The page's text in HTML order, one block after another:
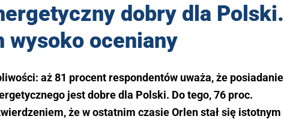
dobry dla Polski.
wysoko oceniany
aż 81 procent respondentów uważa, że posiadanie
jest dobre dla Polski. Do tego, 76 proc.
że w ostatnim czasie Orlen stał się istotnym